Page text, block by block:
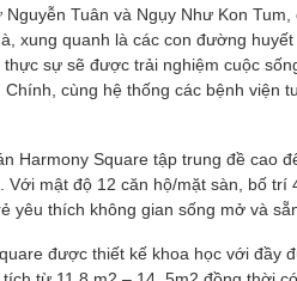
Tuân và Ngụy Như Kon
xung quanh là các con đường
sự sẽ được trải nghiệm cuộc
cùng hệ thống các bệnh viện
Harmony Square tập trung đề cao
Với mật độ 12 căn hộ/mặt sàn, bố
yêu thích không gian sống mở và
được thiết kế khoa học với đầy